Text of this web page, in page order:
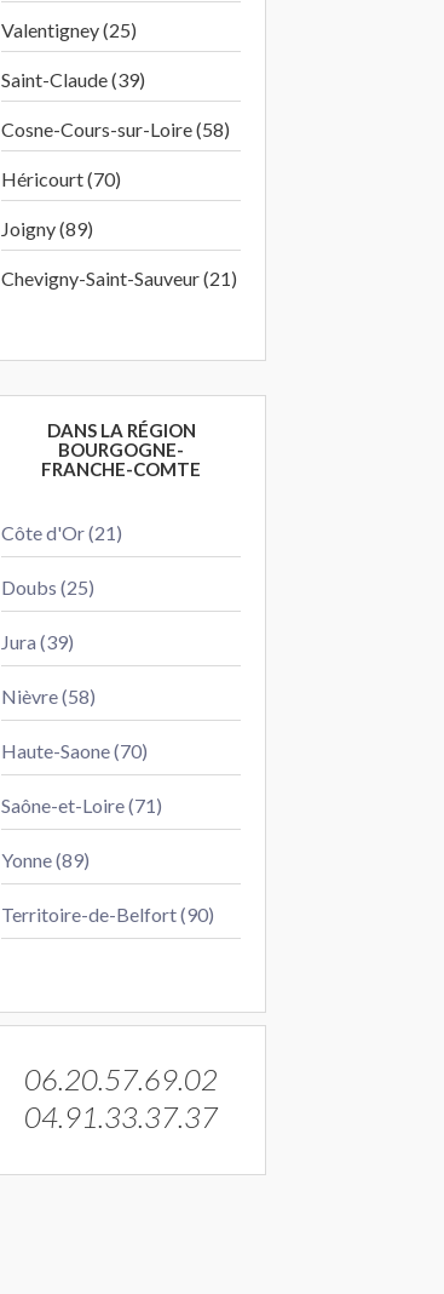
Valentigney (25)
Saint-Claude (39)
Cosne-Cours-sur-Loire (58)
Héricourt (70)
Joigny (89)
Chevigny-Saint-Sauveur (21)
DANS LA RÉGION
BOURGOGNE-
FRANCHE-COMTE
Côte d'Or (21)
Doubs (25)
Jura (39)
Nièvre (58)
Haute-Saone (70)
Saône-et-Loire (71)
Yonne (89)
Territoire-de-Belfort (90)
06.20.57.69.02
04.91.33.37.37